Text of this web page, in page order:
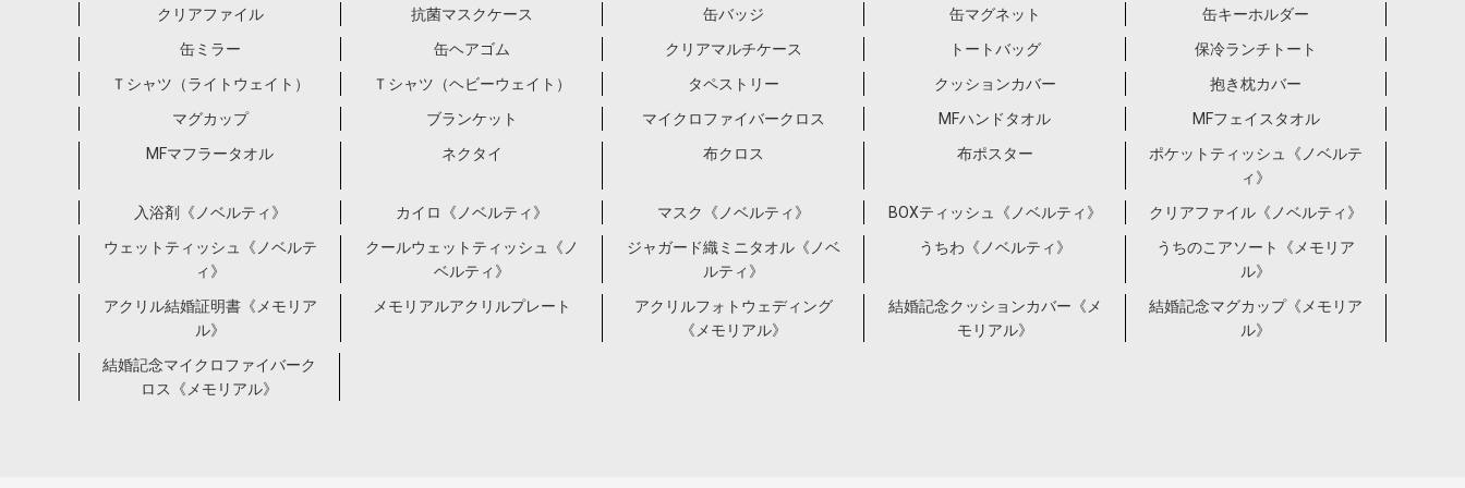
クリアファイル 抗菌マスクケース 缶バッジ 缶マグネット
缶キーホルダー
缶ミラー
缶ヘアゴム クリアマルチケース トートバッグ
保冷ランチトート
Ｔシャツ（ライトウェイト）
Ｔシャツ（ヘビーウェイト） タペストリー クッションカバー
抱き枕カバー
マグカップ
ブランケット マイクロファイバークロス MFハンドタオル
MFフェイスタオル
MFマフラータオル
ネクタイ 布クロス 布ポスター
ポケットティッシュ《ノベルテ
ィ》
入浴剤《ノベルティ》
カイロ《ノベルティ》 マスク《ノベルティ》 BOXティッシュ《ノベルティ》
クリアファイル《ノベルティ》
ウェットティッシュ《ノベルテ
ィ》
クールウェットティッシュ《ノ
ベルティ》
ジャガード織ミニタオル《ノベ
ルティ》
うちわ《ノベルティ》
うちのこアソート《メモリア
ル》
アクリル結婚証明書《メモリア
ル》
メモリアルアクリルプレート
アクリルフォトウェディング
《メモリアル》
結婚記念クッションカバー《メ
モリアル》
結婚記念マグカップ《メモリア
ル》
結婚記念マイクロファイバーク
ロス《メモリアル》